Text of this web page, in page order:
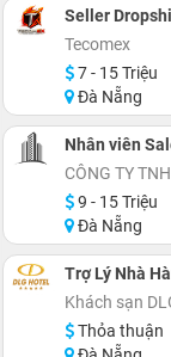
Seller
Tecomex
7 - 15 Triệu
Đà Nẵng
Nhân viên
CÔNG TY
9 - 15 Triệu
Đà Nẵng
Trợ Lý Nhà
Khách sạn
Thỏa thuận